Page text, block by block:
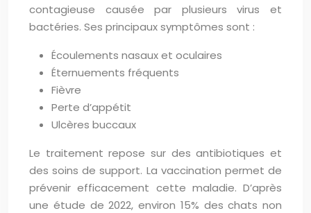
contagieuse causée par plusieurs virus et
bactéries. Ses principaux symptômes sont :
Écoulements nasaux et oculaires
Éternuements fréquents
Fièvre
Perte d’appétit
Ulcères buccaux
Le traitement repose sur des antibiotiques et
des soins de support. La vaccination permet de
prévenir efficacement cette maladie. D’après
une étude de 2022, environ 15% des chats non